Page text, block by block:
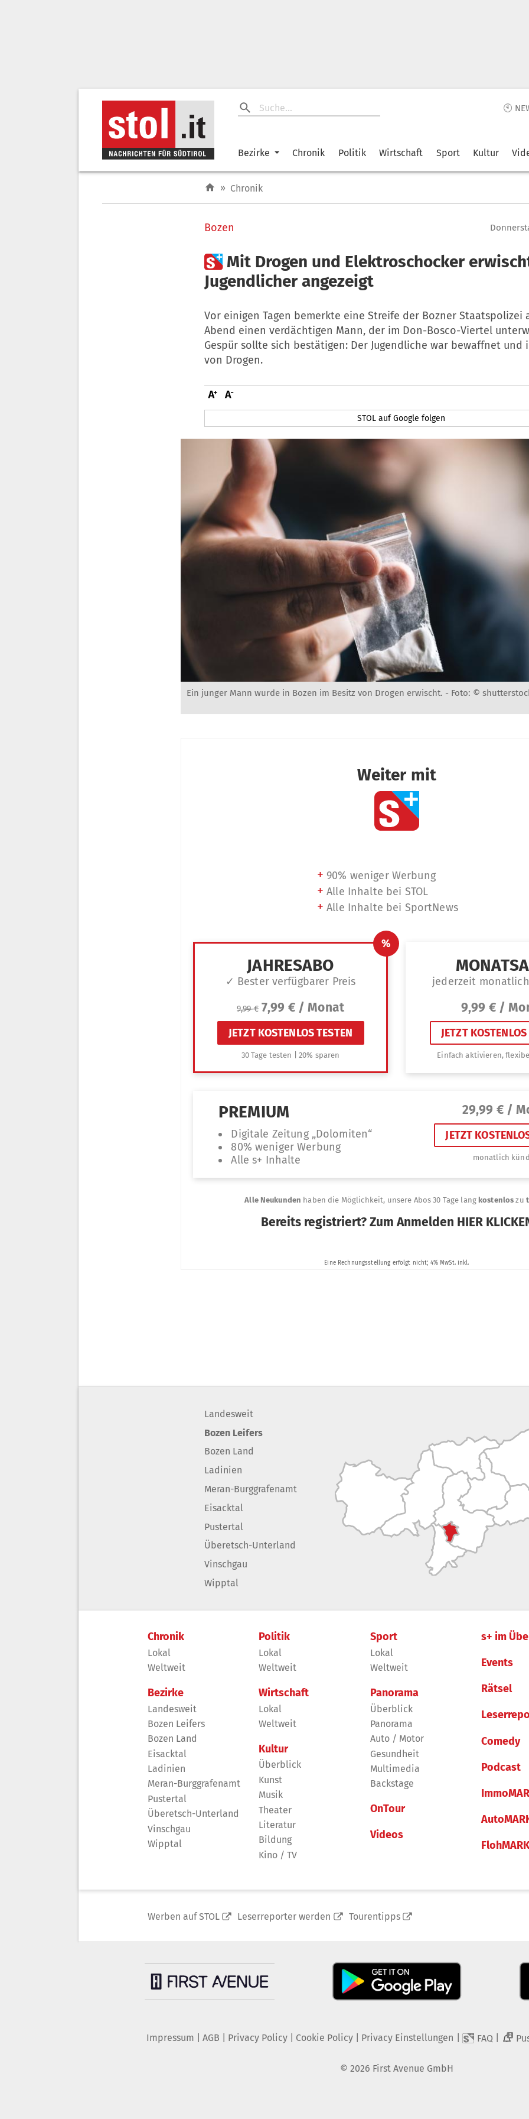
🕙
Bezirke Chronik Politik Wirtschaft Sport Kultur
» Chronik
Bozen
 Mit Drogen und Elektroschocker
Jugendlicher angezeigt
Vor einigen Tagen bemerkte eine Streife der Bozner Staatspolizei
Abend einen verdächtigen Mann, der im Don-Bosco-Viertel
Gespür sollte sich bestätigen: Der Jugendliche war bewaffnet und
von Drogen.
STOL auf Google folgen
Ein junger Mann wurde in Bozen im Besitz von Drogen erwischt. - Foto: ©
Landesweit
Bozen Leifers
Bozen Land
Ladinien
Meran-Burggrafenamt
Eisacktal
Pustertal
Überetsch-Unterland
Vinschgau
Wipptal
Chronik
Lokal
Weltweit
Bezirke
Landesweit
Bozen Leifers
Bozen Land
Eisacktal
Ladinien
Meran-Burggrafenamt
Pustertal
Überetsch-Unterland
Vinschgau
Wipptal
Politik
Lokal
Weltweit
Wirtschaft
Lokal
Weltweit
Kultur
Überblick
Kunst
Musik
Theater
Literatur
Bildung
Kino / TV
Sport
Lokal
Weltweit
Panorama
Überblick
Panorama
Auto / Motor
Gesundheit
Multimedia
Backstage
OnTour
Videos
s+ im
Events
Rätsel
Comedy
Podcast
Werben auf STOL Leserreporter werden Tourentipps
Impressum AGB Privacy Policy| Cookie Policy| Privacy Einstellungen FAQ 2
© 2026 First Avenue GmbH